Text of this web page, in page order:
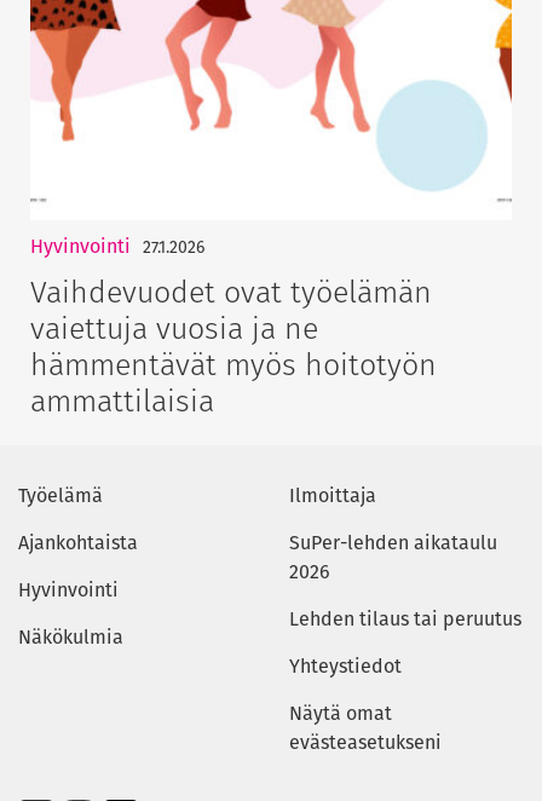
Hyvinvointi 27.1.2026
Vaihdevuodet ovat työelämän
vaiettuja vuosia ja ne
hämmentävät myös hoitotyön
ammattilaisia
Työelämä
Ajankohtaista
Hyvinvointi
Näkökulmia
Ilmoittaja
SuPer-lehden aikataulu
2026
Lehden tilaus tai peruutus
Yhteystiedot
Näytä omat
evästeasetukseni